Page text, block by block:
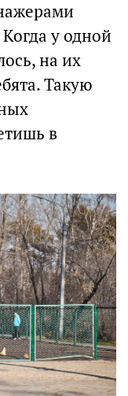
у одной
на их
Такую
в